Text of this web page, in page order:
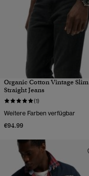
Organic Cotton Vintage Slim
Straight Jeans
(1)
Weitere Farben verfügbar
€94.99